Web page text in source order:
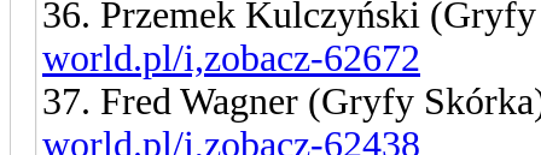
36. Przemek Kulczyński
world.pl/i,zobacz-62672
37. Fred Wagner (Gryfy
world.pl/i,zobacz-62438